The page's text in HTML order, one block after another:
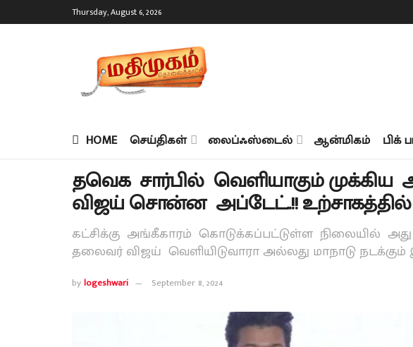
Thursday, August 6, 2026
HOME செய்திகள் லைப்ஃஸ்டைல் ஆன்மிகம் பிக்
தவெக சார்பில் வெளியாகும் முக்கிய
விஜய் சொன்ன அப்டேட்..!! உற்சாகத்தில்
கட்சிக்கு அங்கீகாரம் கொடுக்கப்பட்டுள்ள நிலையில்
தலைவர் விஜய் வெளியிடுவாரா அல்லது மாநாடு நடக்கும்
bylogeshwari September 8, 2024